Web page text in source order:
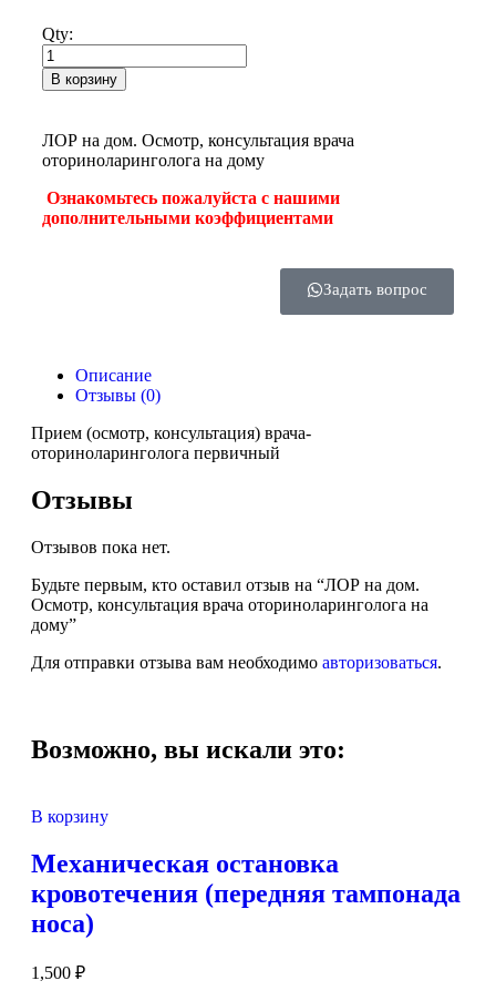
Qty:
В корзину
ЛОР на дом. Осмотр, консультация врача
оториноларинголога на дому
Ознакомьтесь пожалуйста с нашими
дополнительными коэффициентами
Задать вопрос
Описание
Отзывы (0)
Прием (осмотр, консультация) врача-
оториноларинголога первичный
Отзывы
Отзывов пока нет.
Будьте первым, кто оставил отзыв на “ЛОР на дом.
Осмотр, консультация врача оториноларинголога на
дому”
Для отправки отзыва вам необходимо авторизоваться.
Возможно, вы искали это:
В корзину
Механическая остановка
кровотечения (передняя тампонада
носа)
1,500 ₽